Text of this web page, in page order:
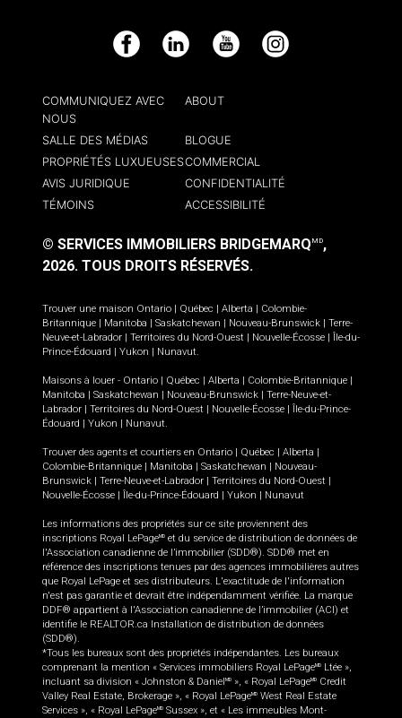
Facebook LinkedIn YouTube Instagram
COMMUNIQUEZ AVEC
NOUS
ABOUT
SALLE DES MÉDIAS
BLOGUE
PROPRIÉTÉS LUXUEUSESCOMMERCIAL
AVIS JURIDIQUE
CONFIDENTIALITÉ
TÉMOINS
ACCESSIBILITÉ
© SERVICES IMMOBILIERS BRIDGEMARQ MD,
2026. TOUS DROITS RÉSERVÉS.
Trouver une maison Ontario Québec Alberta
Colombie-
Britannique
Manitoba Saskatchewan Nouveau-Brunswick
Terre-
Neuve-et-Labrador
Territoires du Nord-Ouest Nouvelle-Écosse
Île-du-
Prince-Édouard
Yukon Nunavut.
Maisons à louer - Ontario Québec Alberta Colombie-Britannique
Manitoba
Saskatchewan Nouveau-Brunswick
Terre-Neuve-et-
Labrador
Territoires du Nord-Ouest Nouvelle-Écosse
Île-du-Prince-
Édouard
Yukon Nunavut.
Trouver des agents et courtiers en Ontario Québec Alberta
Colombie-Britannique
Manitoba Saskatchewan
Nouveau-
Brunswick
Terre-Neuve-et-Labrador Territoires du Nord-Ouest
Nouvelle-Écosse
Île-du-Prince-Édouard Yukon Nunavut
Les informations des propriétés sur ce site proviennent des
inscriptions Royal LePageMD et du service de distribution de données de
l'Association canadienne de l’immobilier (SDD®). SDD® met en
référence des inscriptions tenues par des agences immobilières autres
que Royal LePage et ses distributeurs. L'exactitude de l'information
n'est pas garantie et devrait être indépendamment vérifiée. La marque
DDF® appartient à l'Association canadienne de l’immobilier (ACI) et
identifie le REALTOR.ca Installation de distribution de données
(SDD®).
*Tous les bureaux sont des propriétés indépendantes. Les bureaux
comprenant la mention « Services immobiliers Royal LePageMD
Ltée »,
incluant sa division « Johnston & Daniel MD », « Royal LePageMD
Credit
Valley Real Estate, Brokerage », « Royal LePageMD West Real Estate
Services », « Royal LePageMD Sussex », et « Les immeubles Mont-